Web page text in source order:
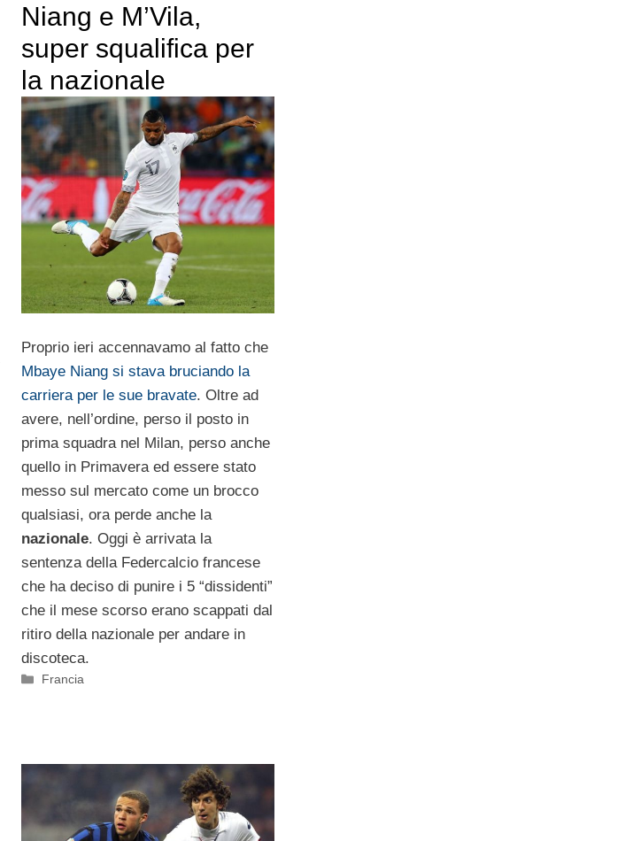
Niang e M’Vila,
super squalifica per
la nazionale
Proprio ieri accennavamo al fatto che
Mbaye Niang si stava bruciando la
carriera per le sue bravate. Oltre ad
avere, nell’ordine, perso il posto in
prima squadra nel Milan, perso anche
quello in Primavera ed essere stato
messo sul mercato come un brocco
qualsiasi, ora perde anche la
nazionale. Oggi è arrivata la
sentenza della Federcalcio francese
che ha deciso di punire i 5 “dissidenti”
che il mese scorso erano scappati dal
ritiro della nazionale per andare in
discoteca.
Categorie
Francia